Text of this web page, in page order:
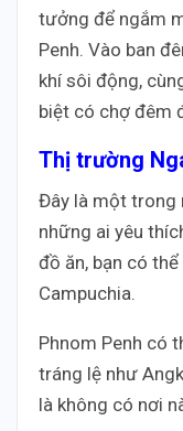
tưởng để ngắm
Penh. Vào ban
khí sôi động,
biệt có chợ đêm
Thị trường
Đây là một trong
những ai yêu
đồ ăn, bạn có
Campuchia.
Phnom Penh có
tráng lệ như
là không có nơi